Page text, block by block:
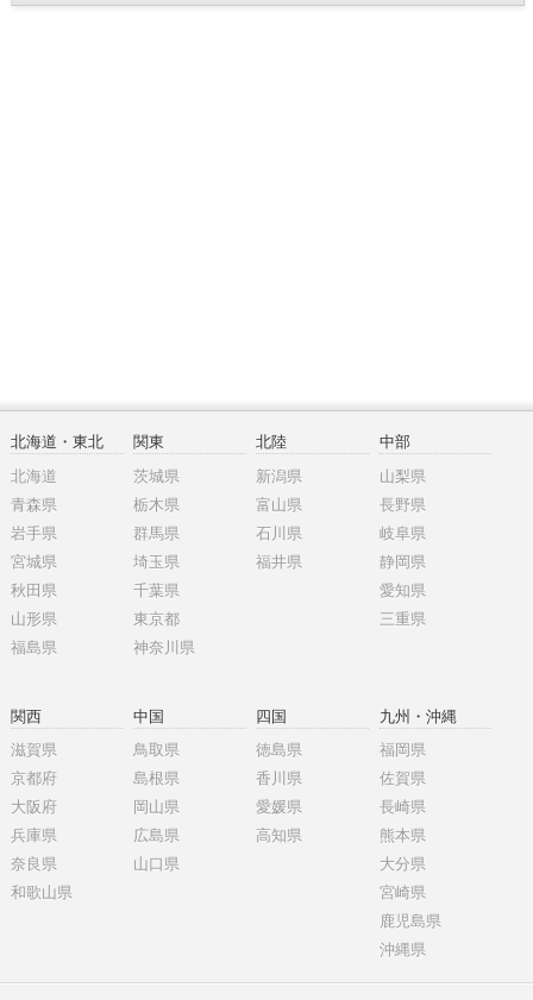
北海道・東北
北海道
青森県
岩手県
宮城県
秋田県
山形県
福島県
関東
茨城県
栃木県
群馬県
埼玉県
千葉県
東京都
神奈川県
北陸
新潟県
富山県
石川県
福井県
中部
山梨県
長野県
岐阜県
静岡県
愛知県
三重県
関西
滋賀県
京都府
大阪府
兵庫県
奈良県
和歌山県
中国
鳥取県
島根県
岡山県
広島県
山口県
四国
徳島県
香川県
愛媛県
高知県
九州・沖縄
福岡県
佐賀県
長崎県
熊本県
大分県
宮崎県
鹿児島県
沖縄県